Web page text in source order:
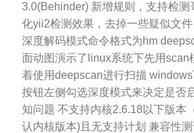
3.0(Behinder) 新增规则，支持检
化yii2检测效果，去掉一些疑似文
深度解码模式命令格式为hm
面动图演示了linux系统下先用scan
着使用deepscan进行扫描
按钮左侧勾选深度模式来决定是否
知问题 不支持内核2.6.18以下版本
认内核版本)且无支持计划 兼容性测